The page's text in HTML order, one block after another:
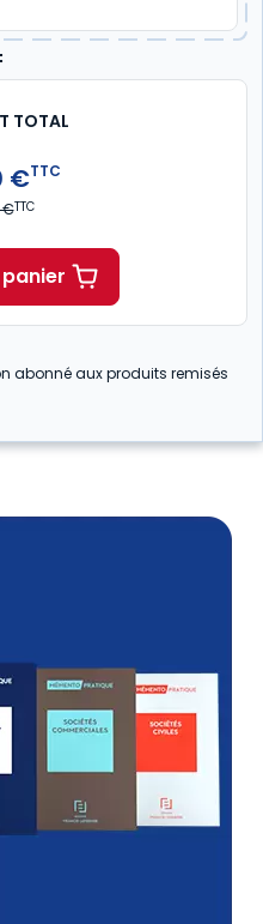
TOTAL
€TTC
€TTC
abonné aux produits remisés